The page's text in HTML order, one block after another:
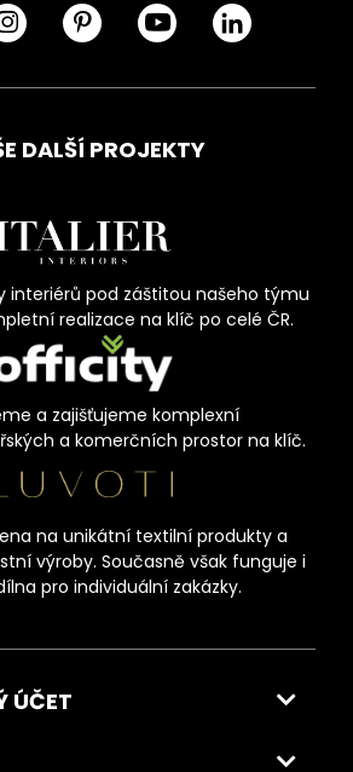
DALŠÍ PROJEKTY
interiérů pod záštitou našeho týmu
realizace na klíč po celé ČR.
a zajišťujeme komplexní
a komerčních prostor na klíč.
na unikátní textilní produkty a
výroby. Současně však funguje i
pro individuální zakázky.
ÚČET